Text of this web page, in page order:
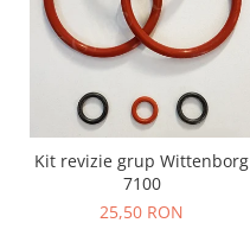
Kit revizie grup Wittenborg
7100
25,50 RON